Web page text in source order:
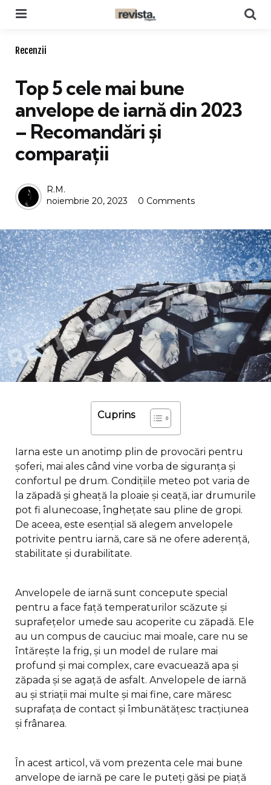
Categories
Recenzii
Top 5 cele mai bune
anvelope de iarnă din 2023
– Recomandări și
comparații
Posted
by
R.M.
noiembrie 20, 2023
0 Comments
Cuprins
Iarna este un anotimp plin de provocări pentru
șoferi, mai ales când vine vorba de siguranța și
confortul pe drum. Condițiile meteo pot varia de
la zăpadă și gheață la ploaie și ceață, iar drumurile
pot fi alunecoase, înghețate sau pline de gropi.
De aceea, este esențial să alegem anvelopele
potrivite pentru iarnă, care să ne ofere aderență,
stabilitate și durabilitate.
Anvelopele de iarnă sunt concepute special
pentru a face față temperaturilor scăzute și
suprafețelor umede sau acoperite cu zăpadă. Ele
au un compus de cauciuc mai moale, care nu se
întărește la frig, și un model de rulare mai
profund și mai complex, care evacuează apa și
zăpada și se agață de asfalt. Anvelopele de iarnă
au și striații mai multe și mai fine, care măresc
suprafața de contact și îmbunătățesc tracțiunea
și frânarea.
În acest articol, vă vom prezenta cele mai bune
anvelope de iarnă pe care le puteți găsi pe piață